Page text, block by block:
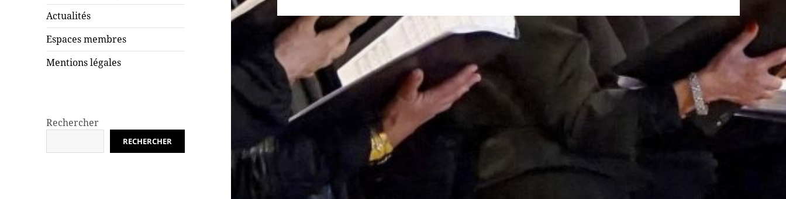
Actualités
Espaces membres
Mentions légales
Rechercher
RECHERCHER